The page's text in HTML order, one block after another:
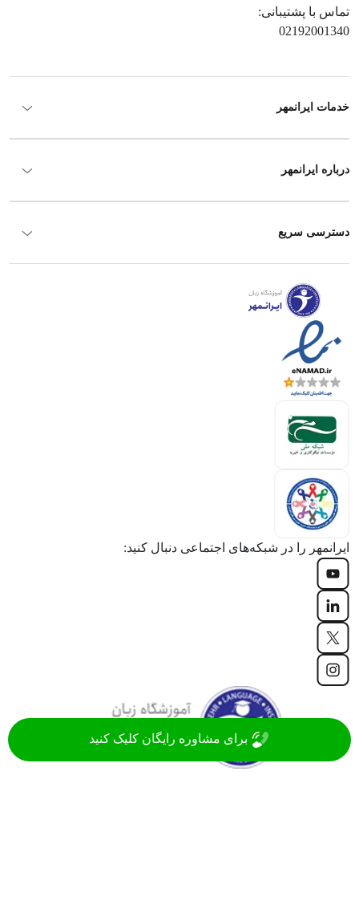
تماس با پشتیبانی:
02192001340
خدمات ایرانمهر
درباره ایرانمهر
دسترسی سریع
ایرانمهر را در شبکه‌های اجتماعی دنبال کنید:
برای مشاوره رایگان کلیک کنید